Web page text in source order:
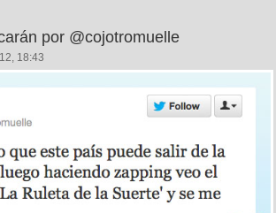
por @cojotromuelle
18:43